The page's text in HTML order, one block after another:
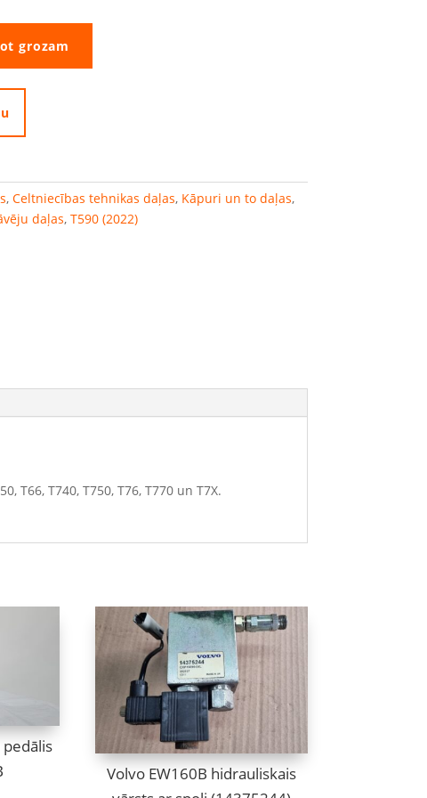
grozam
, Celtniecības tehnikas daļas, Kāpuri un to daļas,
daļas, T590 (2022)
T66, T740, T750, T76, T770 un T7X.
Volvo EW160B hidrauliskais